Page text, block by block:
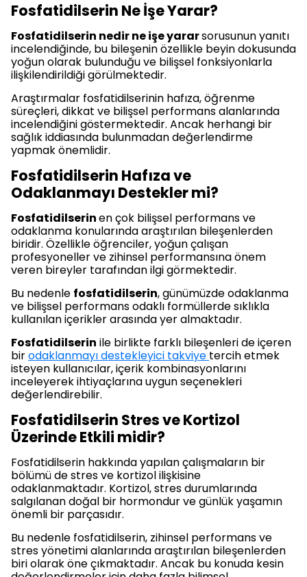
Fosfatidilserin Ne İşe Yarar?
Fosfatidilserin nedir ne işe yararsorusunun yanıtı
incelendiğinde, bu bileşenin özellikle beyin dokusunda
yoğun olarak bulunduğu ve bilişsel fonksiyonlarla
ilişkilendirildiği görülmektedir.
Araştırmalar fosfatidilserinin hafıza, öğrenme
süreçleri, dikkat ve bilişsel performans alanlarında
incelendiğini göstermektedir. Ancak herhangi bir
sağlık iddiasında bulunmadan değerlendirme
yapmak önemlidir.
Fosfatidilserin Hafıza ve
Odaklanmayı Destekler mi?
Fosfatidilserinen çok bilişsel performans ve
odaklanma konularında araştırılan bileşenlerden
biridir. Özellikle öğrenciler, yoğun çalışan
profesyoneller ve zihinsel performansına önem
veren bireyler tarafından ilgi görmektedir.
Bu nedenle fosfatidilserin, günümüzde odaklanma
ve bilişsel performans odaklı formüllerde sıklıkla
kullanılan içerikler arasında yer almaktadır.
Fosfatidilserin ile birlikte farklı bileşenleri de içeren
birodaklanmayı destekleyici takviye tercih etmek
isteyen kullanıcılar, içerik kombinasyonlarını
inceleyerek ihtiyaçlarına uygun seçenekleri
değerlendirebilir.
Fosfatidilserin Stres ve Kortizol
Üzerinde Etkili midir?
Fosfatidilserin hakkında yapılan çalışmaların bir
bölümü de stres ve kortizol ilişkisine
odaklanmaktadır. Kortizol, stres durumlarında
salgılanan doğal bir hormondur ve günlük yaşamın
önemli bir parçasıdır.
Bu nedenle fosfatidilserin, zihinsel performans ve
stres yönetimi alanlarında araştırılan bileşenlerden
biri olarak öne çıkmaktadır. Ancak bu konuda kesin